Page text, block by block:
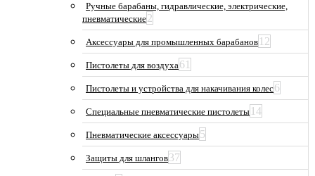
Ручные барабаны, гидравлические, электрические,
пневматические2
Аксессуары для промышленных барабанов 12
Пистолеты для воздуха61
Пистолеты и устройства для накачивания колес6
Специальные пневматические пистолеты 14
Пневматические аксессуары5
Защиты для шлангов37